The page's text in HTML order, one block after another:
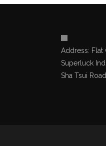
Address: Flat
Superluck
Sha Tsui